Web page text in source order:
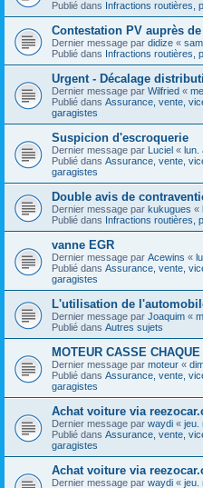
Publié dans Infractions routières,
Contestation PV auprès
Dernier message par didize «
Publié dans Infractions routières,
Urgent - Décalage
Dernier message par Wilfried «
Publié dans Assurance, vente,
garagistes
Suspicion d'escroquerie
Dernier message par Luciel « lun.
Publié dans Assurance, vente,
garagistes
Double avis de
Dernier message par kukugues «
Publié dans Infractions routières,
vanne EGR
Dernier message par Acewins «
Publié dans Assurance, vente,
garagistes
L'utilisation de
Dernier message par Joaquim «
Publié dans Autres sujets
MOTEUR CASSE
Dernier message par moteur «
Publié dans Assurance, vente,
garagistes
Achat voiture via
Dernier message par waydi « jeu.
Publié dans Assurance, vente,
garagistes
Achat voiture via
Dernier message par waydi « jeu.